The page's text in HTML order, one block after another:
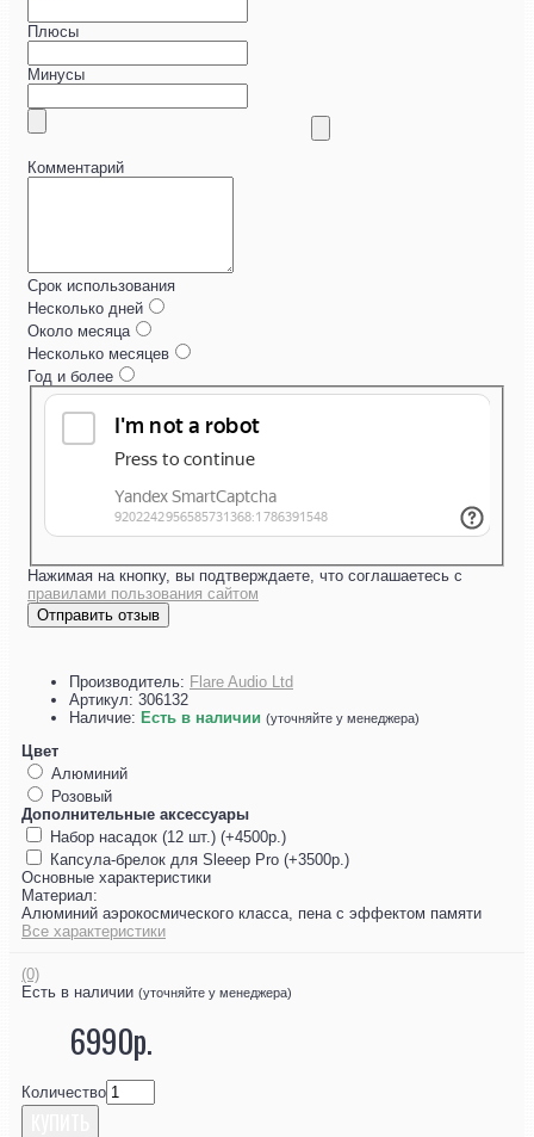
Плюсы
Минусы
Комментарий
Срок использования
Несколько дней
Около месяца
Несколько месяцев
Год и более
Нажимая на кнопку, вы подтверждаете, что соглашаетесь с
правилами пользования сайтом
Отправить отзыв
Производитель: Flare Audio Ltd
Артикул: 306132
Наличие: Есть в наличии (уточняйте у менеджера)
Цвет
Алюминий
Розовый
Дополнительные аксессуары
Набор насадок (12 шт.) (+4500р.)
Капсула-брелок для Sleeep Pro (+3500р.)
Основные характеристики
Материал:
Алюминий аэрокосмического класса, пена с эффектом памяти
Все характеристики
(0)
Есть в наличии (уточняйте у менеджера)
6990р.
Количество